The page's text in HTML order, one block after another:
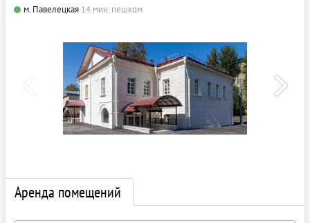
м. Павелецкая 14 мин. пешком
Аренда помещений